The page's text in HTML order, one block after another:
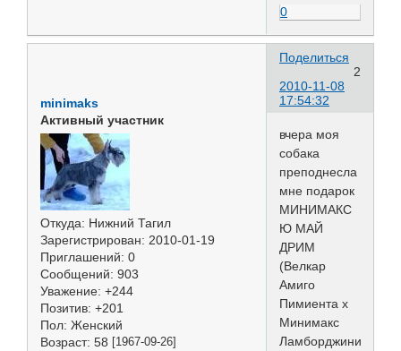
0
Поделиться
2
2010-11-08
17:54:32
minimaks
Активный участник
Откуда: Нижний Тагил
Зарегистрирован: 2010-01-19
Приглашений: 0
Сообщений: 903
Уважение: +244
Позитив: +201
Пол: Женский
Возраст: 58 [1967-09-26]
вчера моя
собака
преподнесла
мне подарок
МИНИМАКС
Ю МАЙ
ДРИМ
(Велкар
Амиго
Пимиента х
Минимакс
Ламборджини)